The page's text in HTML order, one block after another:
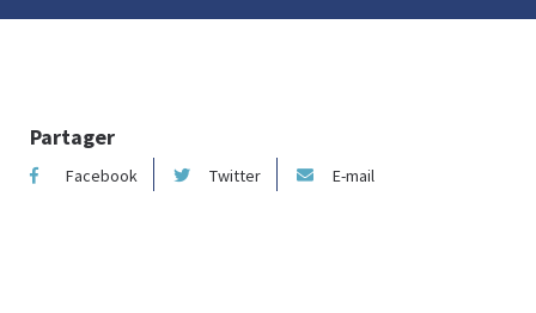
Partager
Facebook Twitter E-mail